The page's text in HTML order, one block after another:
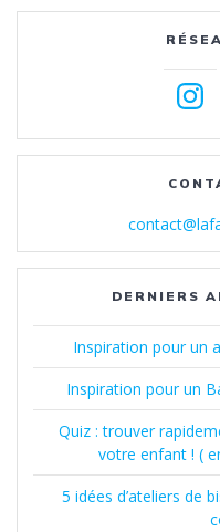
DERNIERS
Inspiration pour un
Inspiration pour un
Quiz : trouver
votre enfant ! (
5 idées d’ateliers de